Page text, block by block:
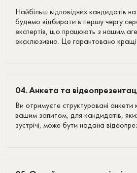
Найбільш відповідних кандидатів
будемо відбирати в першу чергу
експертів, що працюють з нашим
ексклюзивно. Це гарантовано кращі
04. Анкета та
Ви отримуєте структуровані анкети
вашим запитом, для кандидатів,
зустрічі, може бути надана